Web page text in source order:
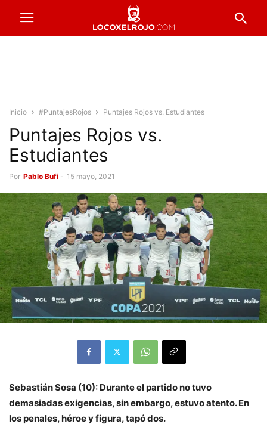
Inicio #PuntajesRojos Puntajes Rojos vs. Estudiantes
Puntajes Rojos vs.
Estudiantes
Por Pablo Bufi - 15 mayo, 2021
Sebastián Sosa (10): Durante el partido no tuvo
demasiadas exigencias, sin embargo, estuvo atento. En
los penales, héroe y figura, tapó dos.